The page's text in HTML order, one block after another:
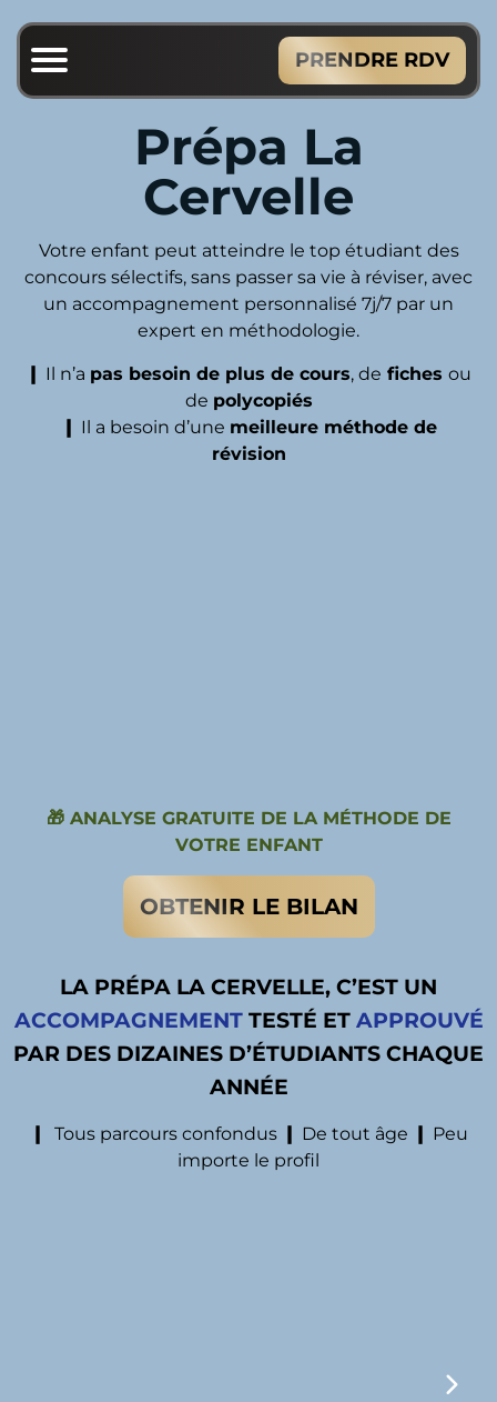
PRENDRE RDV
Prépa La
Cervelle
Votre enfant peut atteindre le top étudiant des
concours sélectifs, sans passer sa vie à réviser, avec
un accompagnement personnalisé 7j/7 par un
expert en méthodologie.
❙ Il n’a pas besoin de plus de cours, de fiches ou
de polycopiés
❙ Il a besoin d’une meilleure méthode de
révision
🎁 ANALYSE GRATUITE DE LA MÉTHODE DE
VOTRE ENFANT
OBTENIR LE BILAN
LA PRÉPA LA CERVELLE, C’EST UN
ACCOMPAGNEMENTTESTÉ ET APPROUVÉ
PAR DES DIZAINES D’ÉTUDIANTS CHAQUE
ANNÉE
Tous parcours confondus De tout âge
Peu
importe le profil